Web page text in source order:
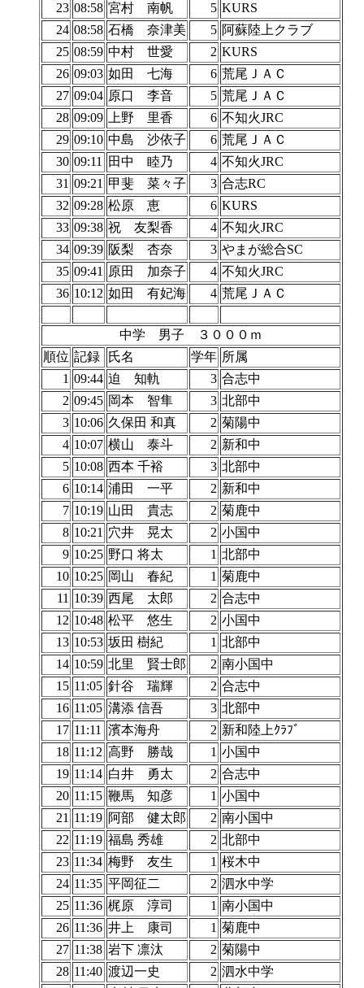
23 08:58 宮村 南帆 5 KURS
24 08:58 石橋 奈津美 5 阿蘇陸上クラブ
25 08:59 中村 世愛 2 KURS
26 09:03 如田 七海 6 荒尾ＪＡＣ
27 09:04 原口 李音 5 荒尾ＪＡＣ
28 09:09 上野 里香 6 不知火JRC
29 09:10 中島 沙依子 6 荒尾ＪＡＣ
30 09:11 田中 睦乃 4 不知火JRC
31 09:21 甲斐 菜々子 3 合志RC
32 09:28 松原 恵 6 KURS
33 09:38 祝 友梨香 4 不知火JRC
34 09:39 阪梨 杏奈 3 やまが総合SC
35 09:41 原田 加奈子 4 不知火JRC
36 10:12 如田 有妃海 4 荒尾ＪＡＣ
中学 男子 ３０００ｍ
順位 記録 氏名 学年 所属
1 09:44 迫 知軌 3 合志中
2 09:45 岡本 智隼 3 北部中
3 10:06 久保田 和真 2 菊陽中
4 10:07 横山 泰斗 2 新和中
5 10:08 西本 千裕 3 北部中
6 10:14 浦田 一平 2 新和中
7 10:19 山田 貴志 2 菊鹿中
8 10:21 穴井 晃太 2 小国中
9 10:25 野口 将太 1 北部中
10 10:25 岡山 春紀 1 菊鹿中
11 10:39 西尾 太郎 2 合志中
12 10:48 松平 悠生 2 小国中
13 10:53 坂田 樹紀 1 北部中
14 10:59 北里 賢士郎 2 南小国中
15 11:05 針谷 瑞輝 2 合志中
16 11:05 溝添 信吾 3 北部中
17 11:11 濱本海舟 2 新和陸上ｸﾗﾌﾞ
18 11:12 高野 勝哉 1 小国中
19 11:14 白井 勇太 2 合志中
20 11:15 鞭馬 知彦 1 小国中
21 11:19 阿部 健太郎 2 南小国中
22 11:19 福島 秀雄 2 北部中
23 11:34 梅野 友生 1 桜木中
24 11:35 平岡征二 2 泗水中学
25 11:36 梶原 淳司 1 南小国中
26 11:36 井上 康司 1 菊鹿中
27 11:38 岩下 凛汰 2 菊陽中
28 11:40 渡辺一史 2 泗水中学